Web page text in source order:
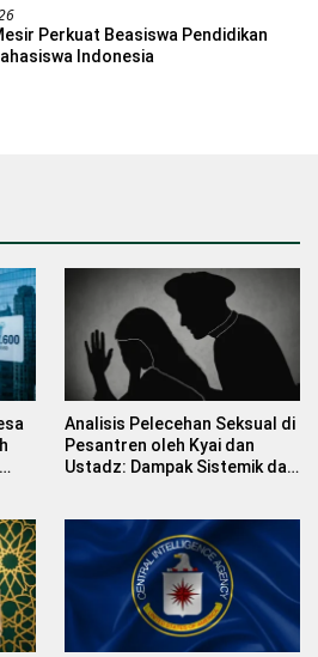
Perkuat Beasiswa Pendidikan
Indonesia
Analisis Pelecehan Seksual di
Pesantren oleh Kyai dan
Ustadz: Dampak Sistemik dan